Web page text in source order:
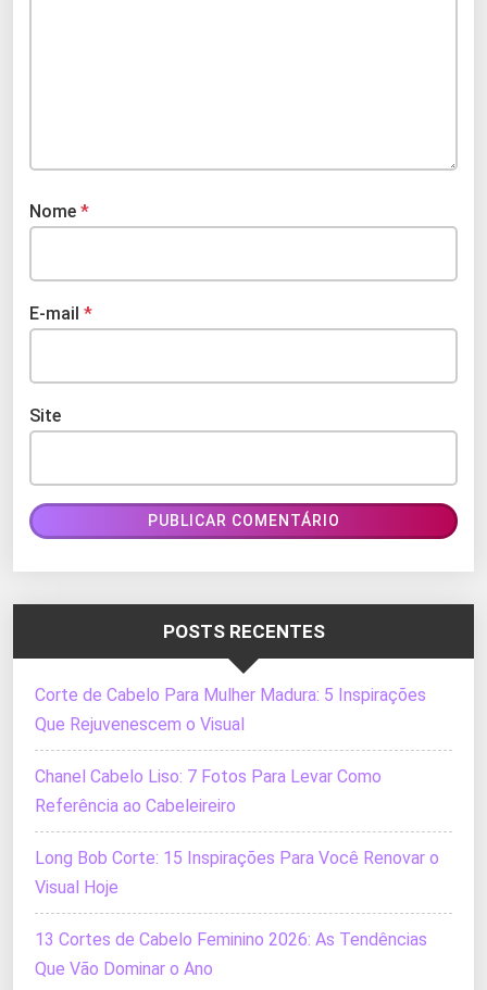
Nome *
E-mail *
Site
POSTS RECENTES
Corte de Cabelo Para Mulher Madura: 5 Inspirações
Que Rejuvenescem o Visual
Chanel Cabelo Liso: 7 Fotos Para Levar Como
Referência ao Cabeleireiro
Long Bob Corte: 15 Inspirações Para Você Renovar o
Visual Hoje
13 Cortes de Cabelo Feminino 2026: As Tendências
Que Vão Dominar o Ano